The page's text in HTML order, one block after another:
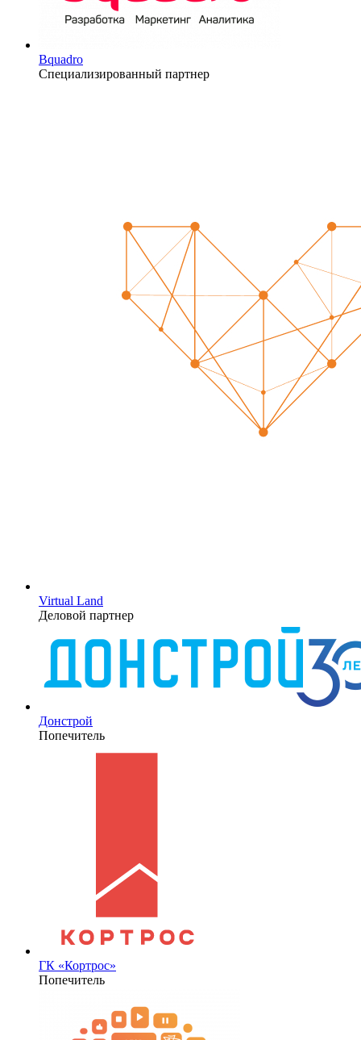
Bquadro
Специализированный партнер
Virtual Land
Деловой партнер
Донстрой
Попечитель
ГК «Кортрос»
Попечитель